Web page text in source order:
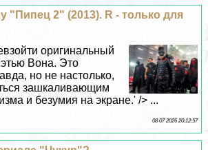
"Пипец 2" (2013). R - только для
оригинальный
Вона. Это
но не настолько,
зашкаливающим
и безумия на экране.' /> ...
08 07 2026 20:12:57